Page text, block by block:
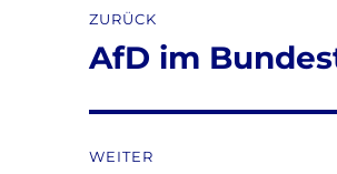
ZURÜCK
Vorheriger
AfD im
WEITER